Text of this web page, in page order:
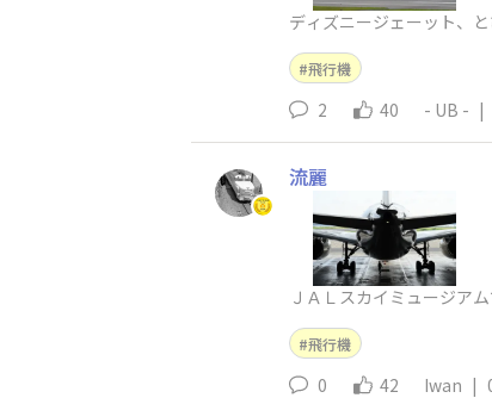
ディズニージェーット、と
飛行機
2 40 - UB - |
流麗
ＪＡＬスカイミュージア
飛行機
0 42 Iwan |